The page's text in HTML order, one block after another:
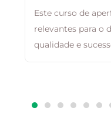
Este curso de
relevantes para o
qualidade e